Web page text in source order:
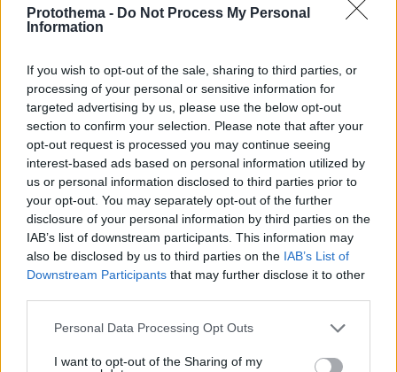
Protothema - Do Not Process My Personal
Information
If you wish to opt-out of the sale, sharing to third parties, or
processing of your personal or sensitive information for
targeted advertising by us, please use the below opt-out
section to confirm your selection. Please note that after your
opt-out request is processed you may continue seeing
interest-based ads based on personal information utilized by
us or personal information disclosed to third parties prior to
your opt-out. You may separately opt-out of the further
disclosure of your personal information by third parties on the
IAB’s list of downstream participants. This information may
also be disclosed by us to third parties on the IAB’s List of
Downstream Participants that may further disclose it to other
Please note that this website/app uses one or more Google
not limited to your visit or usage behaviour. You may click to
Personal Data Processing Opt Outs
I want to opt-out of the Sharing of my
«Δεν θα με κυριεύσει ο φόβος»: Ο
περιπτεράς της Γαστούνης άνοιξε
07.08.2026, 12:51 60
Οργή στο Περού για το βίντεο της
σεξουαλικής επίθεσης μαέστρου σε
26χρονη τραγουδίστρια: «Σιγά-σιγά
θα το ξεπεράσεις» της έλεγαν από τη
μπάντα της
07.08.2026, 07:16 105
Κέρκυρα η δεξίωση για τα 250 χρόνια
Δείτε φωτογραφίες και βίντεο